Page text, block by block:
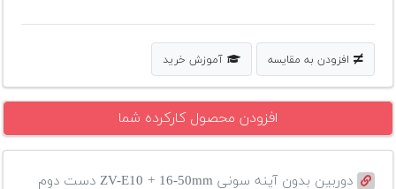
افزودن به مقایسه آموزش خرید
افزودن محصول کارکرده شما
دوربین بدون آینه سونی ZV-E10 + 16-50mm دست دوم